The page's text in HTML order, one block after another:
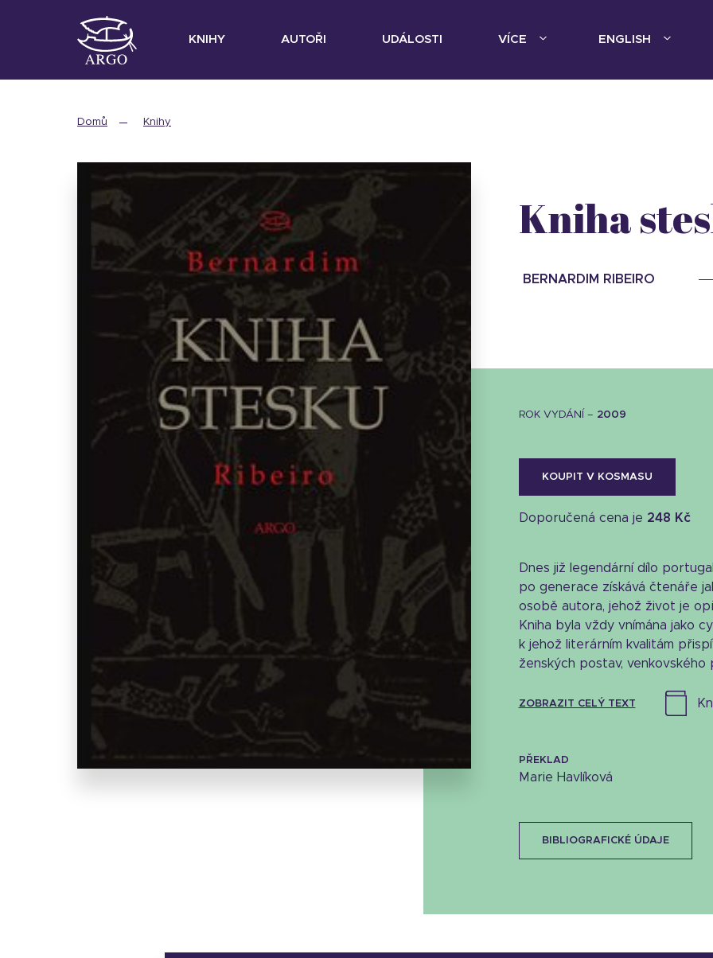
KNIHY AUTOŘI UDÁLOSTI VÍCE ENGLISH
Domů Knihy
Stáhnout obálku
Kniha
BERNARDIM RIBEIRO
ROK VYDÁNÍ – 2009
KOUPIT V KOSMASU
Doporučená cena je 248 Kč
Dnes již legendární dílo
po generace získává čtenáře
osobě autora, jehož život je
Kniha byla vždy vnímána jako
k jehož literárním kvalitám
ženských postav, venkovského
ZOBRAZIT CELÝ TEXT
PŘEKLAD
Marie Havlíková
BIBLIOGRAFICKÉ ÚDAJE